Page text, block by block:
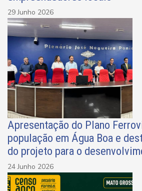
29 Junho 2026
Apresentação do Plano
população em Água Boa e
do projeto para o
24 Junho 2026